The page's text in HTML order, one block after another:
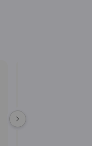
2023, que ce soit sur
l'application ou sur